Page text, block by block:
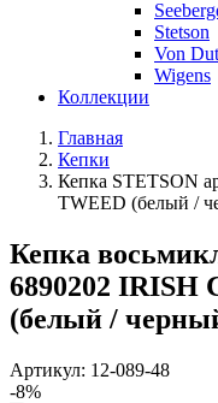
Stetson
Von
Wigens
Коллекции
Главная
Кепки
Кепка STETSON
TWEED (белый /
Кепка
6890202 IRISH
(белый /
Артикул: 12-089-48
-8%